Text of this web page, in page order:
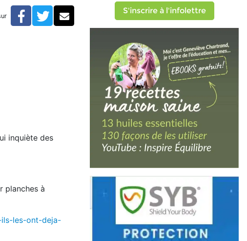
Facebook
TwitterCourriel
inquiète des
planches à
les-ont-deja-
S'inscrire à l'infolettre